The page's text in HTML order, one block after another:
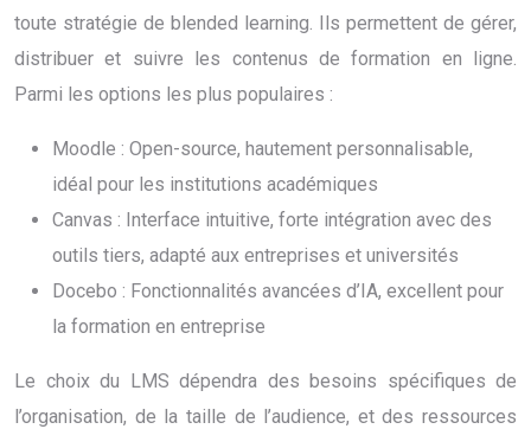
toute stratégie de blended learning. Ils permettent de gérer,
distribuer et suivre les contenus de formation en ligne.
Parmi les options les plus populaires :
Moodle : Open-source, hautement personnalisable,
idéal pour les institutions académiques
Canvas : Interface intuitive, forte intégration avec des
outils tiers, adapté aux entreprises et universités
Docebo : Fonctionnalités avancées d’IA, excellent pour
la formation en entreprise
Le choix du LMS dépendra des besoins spécifiques de
l’organisation, de la taille de l’audience, et des ressources